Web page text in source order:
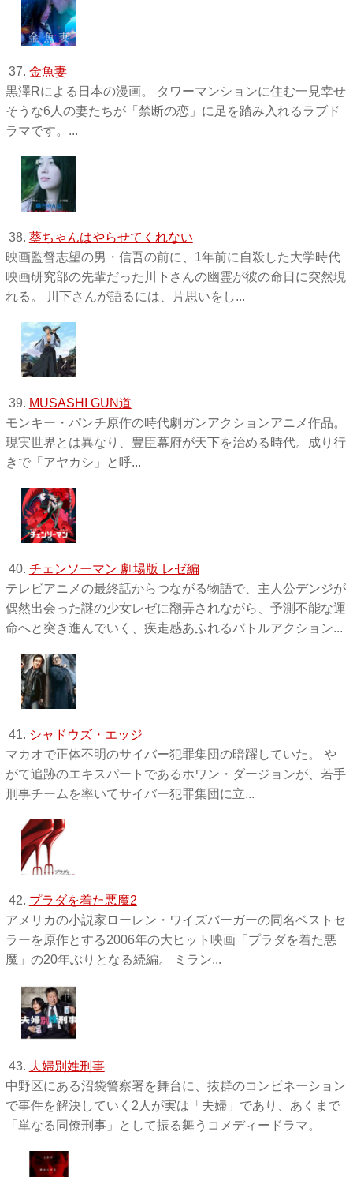
37. 金魚妻
黒澤Rによる日本の漫画。 タワーマンションに住む一見幸せ
そうな6人の妻たちが「禁断の恋」に足を踏み入れるラブド
ラマです。...
38. 葵ちゃんはやらせてくれない
映画監督志望の男・信吾の前に、1年前に自殺した大学時代
映画研究部の先輩だった川下さんの幽霊が彼の命日に突然現
れる。 川下さんが語るには、片思いをし...
39. MUSASHI GUN道
モンキー・パンチ原作の時代劇ガンアクションアニメ作品。
現実世界とは異なり、豊臣幕府が天下を治める時代。成り行
きで「アヤカシ」と呼...
40. チェンソーマン 劇場版 レゼ編
テレビアニメの最終話からつながる物語で、主人公デンジが
偶然出会った謎の少女レゼに翻弄されながら、予測不能な運
命へと突き進んでいく、疾走感あふれるバトルアクション...
41. シャドウズ・エッジ
マカオで正体不明のサイバー犯罪集団の暗躍していた。 や
がて追跡のエキスパートであるホワン・ダージョンが、若手
刑事チームを率いてサイバー犯罪集団に立...
42. プラダを着た悪魔2
アメリカの小説家ローレン・ワイズバーガーの同名ベストセ
ラーを原作とする2006年の大ヒット映画「プラダを着た悪
魔」の20年ぶりとなる続編。 ミラン...
43. 夫婦別姓刑事
中野区にある沼袋警察署を舞台に、抜群のコンビネーション
で事件を解決していく2人が実は「夫婦」であり、あくまで
「単なる同僚刑事」として振る舞うコメディードラマ。